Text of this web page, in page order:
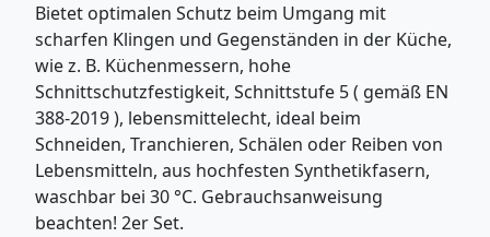
Bietet optimalen Schutz beim Umgang mit
scharfen Klingen und Gegenständen in der Küche,
wie z. B. Küchenmessern, hohe
Schnittschutzfestigkeit, Schnittstufe 5 ( gemäß EN
388-2019 ), lebensmittelecht, ideal beim
Schneiden, Tranchieren, Schälen oder Reiben von
Lebensmitteln, aus hochfesten Synthetikfasern,
waschbar bei 30 °C. Gebrauchsanweisung
beachten! 2er Set.